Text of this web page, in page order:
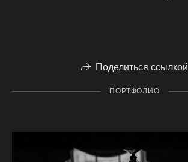
Поделиться ссылкой
ПОРТФОЛИО